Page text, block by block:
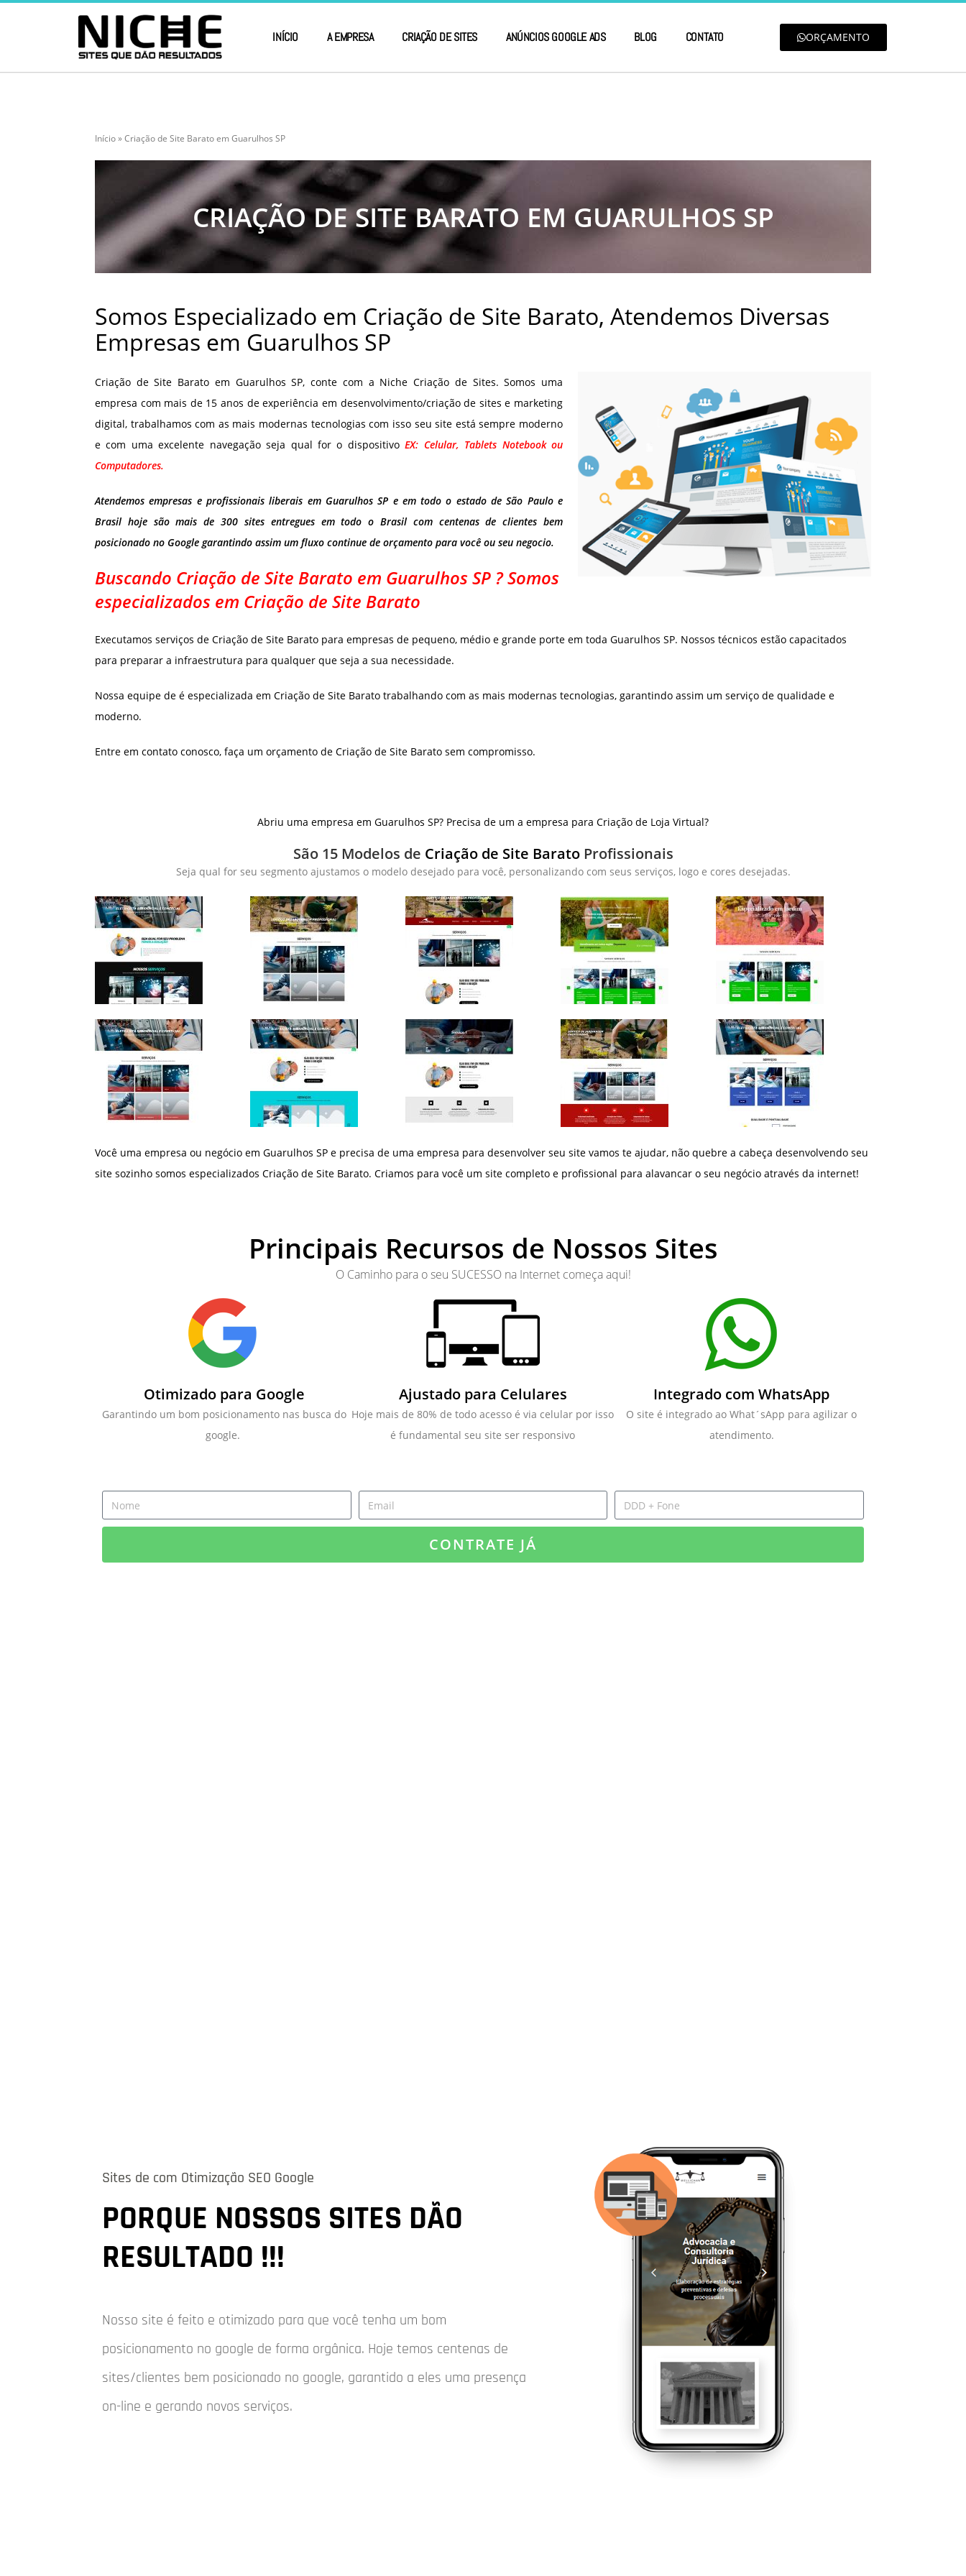
INÍCIO A EMPRESA CRIAÇÃO DE SITES ANÚNCIOS GOOGLE ADS BLOG CONTATO ORÇAMENTO
Início»Criação de Site Barato em Guarulhos SP
CRIAÇÃO DE SITE BARATO EM GUARULHOS SP
Somos Especializado em Criação de Site Barato, Atendemos Diversas
Empresas em Guarulhos SP
Criação de Site Barato em Guarulhos SP, conte com a Niche Criação de Sites. Somos uma
empresa com mais de 15 anos de experiência em desenvolvimento/criação de sites e marketing
digital, trabalhamos com as mais modernas tecnologias com isso seu site está sempre moderno
e com uma excelente navegação seja qual for o dispositivoEX: Celular, Tablets Notebook ou
Computadores.
Atendemos empresas e profissionais liberais em Guarulhos SP e em todo o estado de São Paulo e
Brasil hoje são mais de 300 sites entregues em todo o Brasil com centenas de clientes bem
posicionado no Google garantindo assim um fluxo continue de orçamento para você ou seu negocio.
Buscando Criação de Site Barato em Guarulhos SP ? Somos
especializados em Criação de Site Barato
Executamos serviços de Criação de Site Barato para empresas de pequeno, médio e grande porte em toda Guarulhos SP. Nossos técnicos estão capacitados
para preparar a infraestrutura para qualquer que seja a sua necessidade.
Nossa equipe de é especializada em Criação de Site Barato trabalhando com as mais modernas tecnologias, garantindo assim um serviço de qualidade e
moderno.
Entre em contato conosco, faça um orçamento de Criação de Site Barato sem compromisso.
Abriu uma empresa em Guarulhos SP? Precisa de um a empresa para Criação de Loja Virtual?
São 15 Modelos de Criação de Site Barato Profissionais
Seja qual for seu segmento ajustamos o modelo desejado para você, personalizando com seus serviços, logo e cores desejadas.
Você uma empresa ou negócio em Guarulhos SP e precisa de uma empresa para desenvolver seu site vamos te ajudar, não quebre a cabeça desenvolvendo seu
site sozinho somos especializados Criação de Site Barato. Criamos para você um site completo e profissional para alavancar o seu negócio através da internet!
Principais Recursos de Nossos Sites
O Caminho para o seu SUCESSO na Internet começa aqui!
Otimizado para Google
Garantindo um bom posicionamento nas busca do
google.
Ajustado para Celulares
Hoje mais de 80% de todo acesso é via celular por isso
é fundamental seu site ser responsivo
Integrado com WhatsApp
O site é integrado ao What´sApp para agilizar o
atendimento.
CONTRATE JÁ
Sites de com Otimização SEO Google
PORQUE NOSSOS SITES DÃO
RESULTADO !!!
Nosso site é feito e otimizado para que você tenha um bom
posicionamento no google de forma orgânica. Hoje temos centenas de
sites/clientes bem posicionado no google, garantido a eles uma presença
on-line e gerando novos serviços.